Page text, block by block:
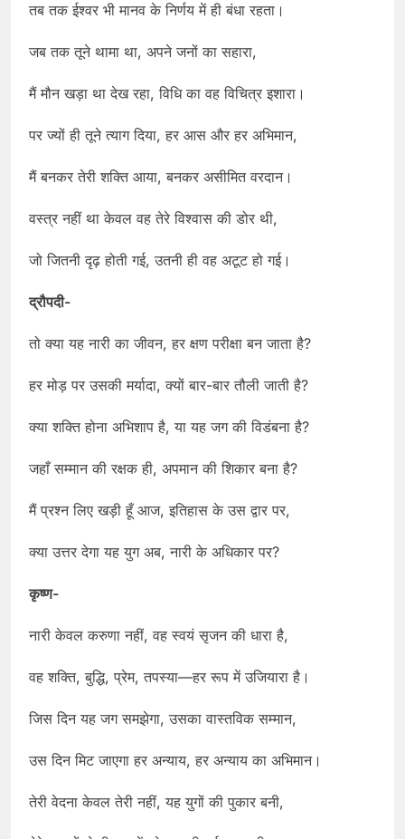
तब तक ईश्वर भी मानव के निर्णय में ही बंधा रहता।
जब तक तूने थामा था, अपने जनों का सहारा,
मैं मौन खड़ा था देख रहा, विधि का वह विचित्र इशारा।
पर ज्यों ही तूने त्याग दिया, हर आस और हर अभिमान,
मैं बनकर तेरी शक्ति आया, बनकर असीमित वरदान।
वस्त्र नहीं था केवल वह तेरे विश्वास की डोर थी,
जो जितनी दृढ़ होती गई, उतनी ही वह अटूट हो गई।
द्रौपदी-
तो क्या यह नारी का जीवन, हर क्षण परीक्षा बन जाता है?
हर मोड़ पर उसकी मर्यादा, क्यों बार-बार तौली जाती है?
क्या शक्ति होना अभिशाप है, या यह जग की विडंबना है?
जहाँ सम्मान की रक्षक ही, अपमान की शिकार बना है?
मैं प्रश्न लिए खड़ी हूँ आज, इतिहास के उस द्वार पर,
क्या उत्तर देगा यह युग अब, नारी के अधिकार पर?
कृष्ण-
नारी केवल करुणा नहीं, वह स्वयं सृजन की धारा है,
वह शक्ति, बुद्धि, प्रेम, तपस्या—हर रूप में उजियारा है।
जिस दिन यह जग समझेगा, उसका वास्तविक सम्मान,
उस दिन मिट जाएगा हर अन्याय, हर अन्याय का अभिमान।
तेरी वेदना केवल तेरी नहीं, यह युगों की पुकार बनी,